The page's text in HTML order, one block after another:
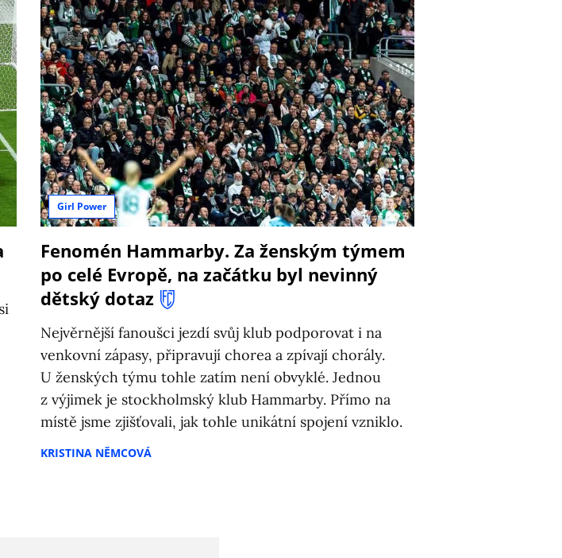
Girl Power
Fenomén Hammarby. Za ženským týmem
po celé Evropě, na začátku byl nevinný
dětský dotaz
Nejvěrnější fanoušci jezdí svůj klub podporovat i na
venkovní zápasy, připravují chorea a zpívají chorály.
U ženských týmu tohle zatím není obvyklé. Jednou
z výjimek je stockholmský klub Hammarby. Přímo na
místě jsme zjišťovali, jak tohle unikátní spojení vzniklo.
KRISTINA NĚMCOVÁ